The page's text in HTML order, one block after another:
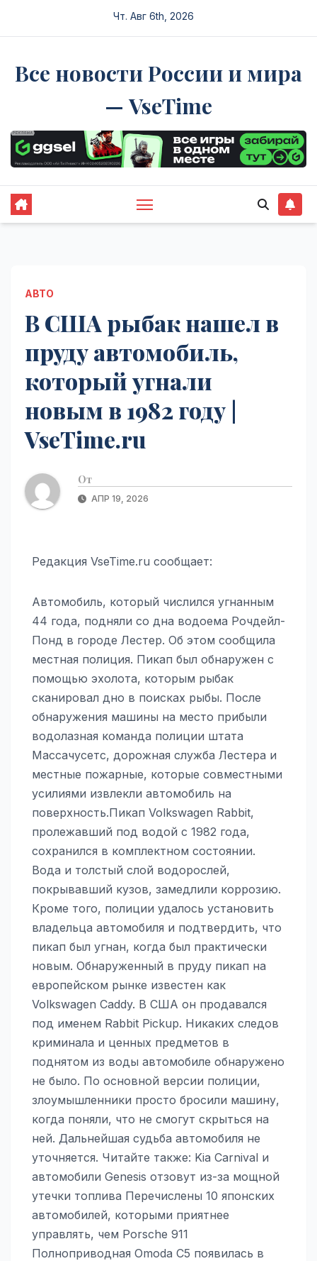
Чт. Авг 6th, 2026
Все новости России и мира
— VseTime
АВТО
В США рыбак нашел в
пруду автомобиль,
который угнали
новым в 1982 году |
VseTime.ru
От
АПР 19, 2026
Редакция VseTime.ru сообщает:
Автомобиль, который числился угнанным
44 года, подняли со дна водоема Рочдейл-
Понд в городе Лестер. Об этом сообщила
местная полиция. Пикап был обнаружен с
помощью эхолота, которым рыбак
сканировал дно в поисках рыбы. После
обнаружения машины на место прибыли
водолазная команда полиции штата
Массачусетс, дорожная служба Лестера и
местные пожарные, которые совместными
усилиями извлекли автомобиль на
поверхность.Пикап Volkswagen Rabbit,
пролежавший под водой с 1982 года,
сохранился в комплектном состоянии.
Вода и толстый слой водорослей,
покрывавший кузов, замедлили коррозию.
Кроме того, полиции удалось установить
владельца автомобиля и подтвердить, что
пикап был угнан, когда был практически
новым. Обнаруженный в пруду пикап на
европейском рынке известен как
Volkswagen Caddy. В США он продавался
под именем Rabbit Pickup. Никаких следов
криминала и ценных предметов в
поднятом из воды автомобиле обнаружено
не было. По основной версии полиции,
злоумышленники просто бросили машину,
когда поняли, что не смогут скрыться на
ней. Дальнейшая судьба автомобиля не
уточняется. Читайте также: Kia Carnival и
автомобили Genesis отзовут из-за мощной
утечки топлива Перечислены 10 японских
автомобилей, которыми приятнее
управлять, чем Porsche 911
Полноприводная Omoda C5 появилась в